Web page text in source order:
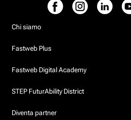
Chi siamo
Fastweb Plus
Fastweb Digital Academy
STEP FuturAbility District
Diventa partner